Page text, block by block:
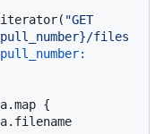
"GET
files
pull_number: